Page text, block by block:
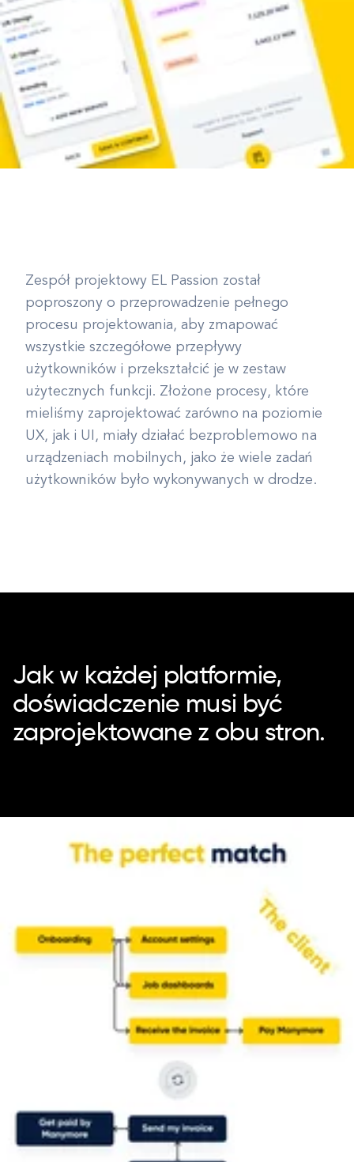
Zespół projektowy EL Passion został
poproszony o przeprowadzenie pełnego
procesu projektowania, aby zmapować
wszystkie szczegółowe przepływy
użytkowników i przekształcić je w zestaw
użytecznych funkcji. Złożone procesy, które
mieliśmy zaprojektować zarówno na poziomie
UX, jak i UI, miały działać bezproblemowo na
urządzeniach mobilnych, jako że wiele zadań
użytkowników było wykonywanych w drodze.
Jak w każdej platformie,
doświadczenie musi być
zaprojektowane z obu stron.